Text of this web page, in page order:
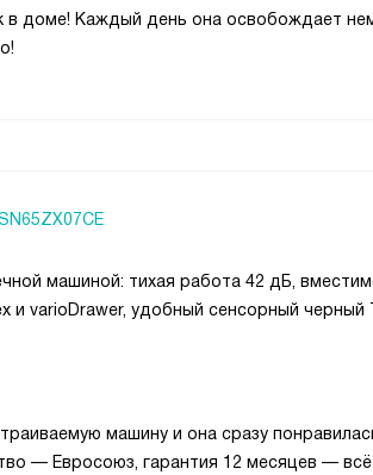
доме! Каждый день она освобождает
машиной: тихая работа 42 дБ,
и varioDrawer, удобный сенсорный черный
машину и она сразу
— Евросоюз, гарантия 12 месяцев — всё